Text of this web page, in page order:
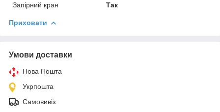
Запірний кран
Так
Приховати
Умови доставки
Нова Пошта
Укрпошта
Самовивіз